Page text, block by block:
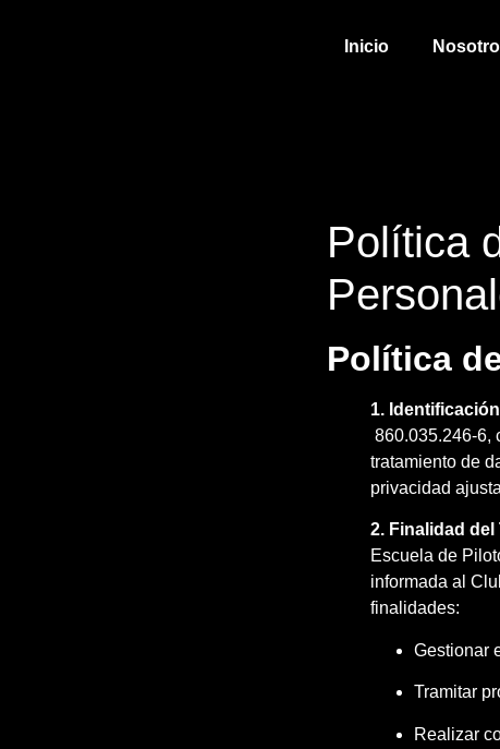
Inicio
Política
Política
1.
860.035.246-6,
tratamiento de
privacidad
2. Finalidad del
Escuela de
informada al
finalidades:
Gestionar
Tramitar
Realizar